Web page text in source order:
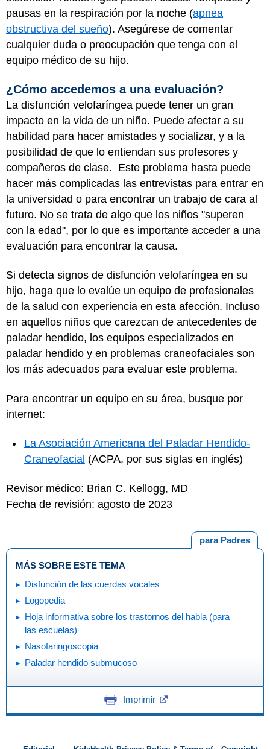
pausas en la respiración por la noche (apnea
obstructiva del sueño). Asegúrese de comentar
cualquier duda o preocupación que tenga con el
equipo médico de su hijo.
¿Cómo accedemos a una evaluación?
La disfunción velofaríngea puede tener un gran
impacto en la vida de un niño. Puede afectar a su
habilidad para hacer amistades y socializar, y a la
posibilidad de que lo entiendan sus profesores y
compañeros de clase. Este problema hasta puede
hacer más complicadas las entrevistas para entrar en
la universidad o para encontrar un trabajo de cara al
futuro. No se trata de algo que los niños "superen
con la edad", por lo que es importante acceder a una
evaluación para encontrar la causa.
Si detecta signos de disfunción velofaríngea en su
hijo, haga que lo evalúe un equipo de profesionales
de la salud con experiencia en esta afección. Incluso
en aquellos niños que carezcan de antecedentes de
paladar hendido, los equipos especializados en
paladar hendido y en problemas craneofaciales son
los más adecuados para evaluar este problema.
Para encontrar un equipo en su área, busque por
internet:
La Asociación Americana del Paladar Hendido-
Craneofacial (ACPA, por sus siglas en inglés)
Revisor médico: Brian C. Kellogg, MD
Fecha de revisión: agosto de 2023
para Padres
MÁS SOBRE ESTE TEMA
Disfunción de las cuerdas vocales
Logopedia
Hoja informativa sobre los trastornos del habla (para
las escuelas)
Nasofaringoscopia
Paladar hendido submucoso
Imprimir